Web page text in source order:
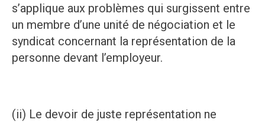
s’applique aux problèmes qui surgissent entre
un membre d’une unité de négociation et le
syndicat concernant la représentation de la
personne devant l’employeur.
(ii) Le devoir de juste représentation ne